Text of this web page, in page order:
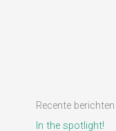
Recente berichten
In the spotlight!